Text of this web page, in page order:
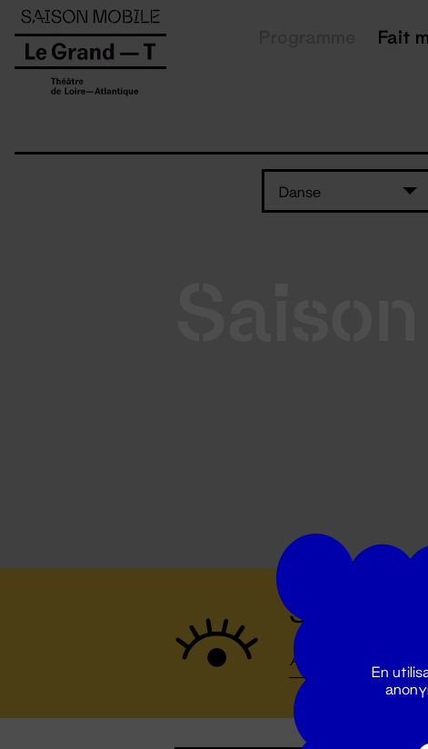
Fait
Danse
Suivez
Panneau de gestion des cookies
En